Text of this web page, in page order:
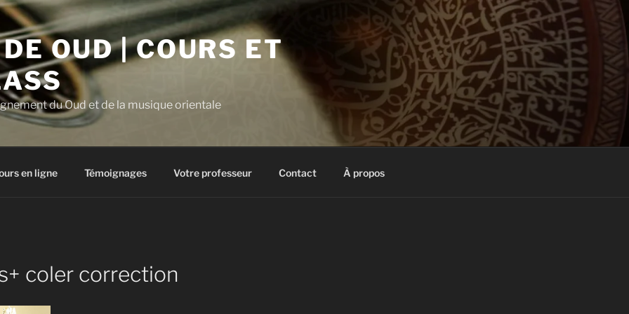
OUD | COURS ET
du Oud et de la musique orientale
en ligne Témoignages Votre professeur Contact À propos
coler correction